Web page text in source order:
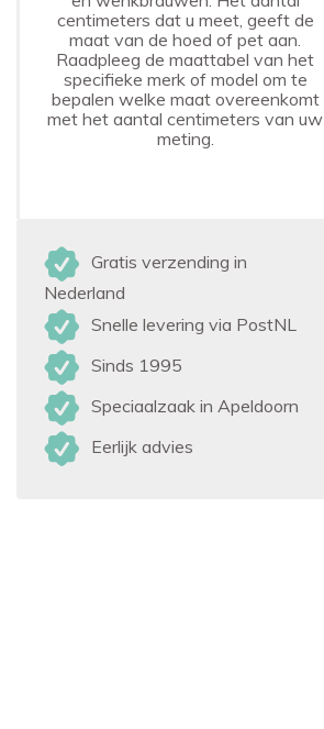
centimeters dat u meet, geeft de
maat van de hoed of pet aan.
Raadpleeg de maattabel van het
specifieke merk of model om te
bepalen welke maat overeenkomt
met het aantal centimeters van uw
meting.
Gratis verzending in
Nederland
Snelle levering via PostNL
Sinds 1995
Speciaalzaak in Apeldoorn
Eerlijk advies